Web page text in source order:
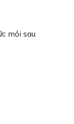
mỏi sau